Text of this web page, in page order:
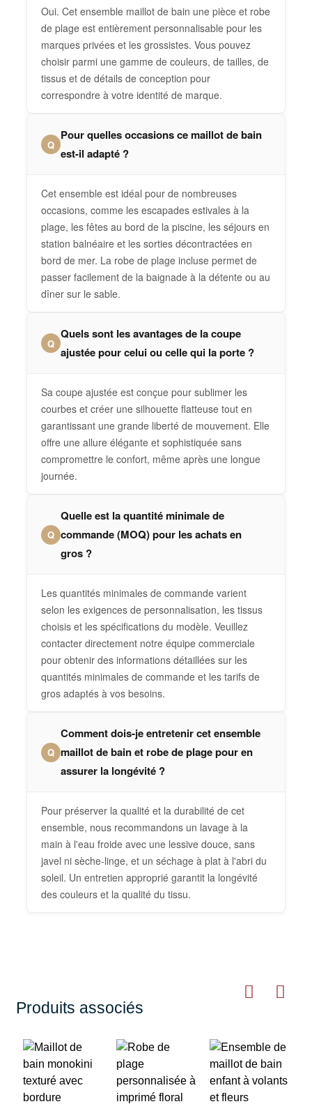
Oui. Cet ensemble maillot de bain une pièce et robe
de plage est entièrement personnalisable pour les
marques privées et les grossistes. Vous pouvez
choisir parmi une gamme de couleurs, de tailles, de
tissus et de détails de conception pour
correspondre à votre identité de marque.
Q
Pour quelles occasions ce maillot de bain
est-il adapté ?
Cet ensemble est idéal pour de nombreuses
occasions, comme les escapades estivales à la
plage, les fêtes au bord de la piscine, les séjours en
station balnéaire et les sorties décontractées en
bord de mer. La robe de plage incluse permet de
passer facilement de la baignade à la détente ou au
dîner sur le sable.
Q
Quels sont les avantages de la coupe
ajustée pour celui ou celle qui la porte ?
Sa coupe ajustée est conçue pour sublimer les
courbes et créer une silhouette flatteuse tout en
garantissant une grande liberté de mouvement. Elle
offre une allure élégante et sophistiquée sans
compromettre le confort, même après une longue
journée.
Q
Quelle est la quantité minimale de
commande (MOQ) pour les achats en
gros ?
Les quantités minimales de commande varient
selon les exigences de personnalisation, les tissus
choisis et les spécifications du modèle. Veuillez
contacter directement notre équipe commerciale
pour obtenir des informations détaillées sur les
quantités minimales de commande et les tarifs de
gros adaptés à vos besoins.
Q
Comment dois-je entretenir cet ensemble
maillot de bain et robe de plage pour en
assurer la longévité ?
Pour préserver la qualité et la durabilité de cet
ensemble, nous recommandons un lavage à la
main à l'eau froide avec une lessive douce, sans
javel ni sèche-linge, et un séchage à plat à l'abri du
soleil. Un entretien approprié garantit la longévité
des couleurs et la qualité du tissu.
Produits associés